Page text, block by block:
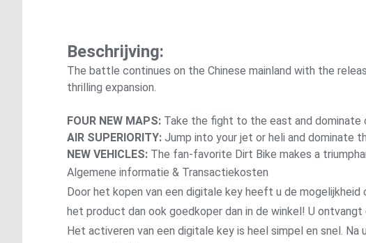
Beschrijving:
The battle continues on the Chinese mainland with the
thrilling expansion.
FOUR NEW MAPS: Take the fight to the east and dominate
AIR SUPERIORITY: Jump into your jet or heli and dominate
NEW VEHICLES: The fan-favorite Dirt Bike makes a
Algemene informatie & Transactiekosten
Door het kopen van een digitale key heeft u de
het product dan ook goedkoper dan in de winkel! U
Het activeren van een digitale key is heel simpel en snel.